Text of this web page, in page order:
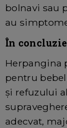
bolnavi sau
au
În concluzie
Herpangina
pentru
şi refuzului
adecvat,